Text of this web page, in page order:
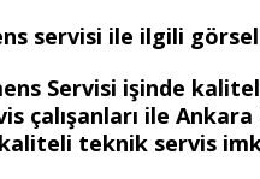
Servisi işinde
çalışanları ile
teknik servis